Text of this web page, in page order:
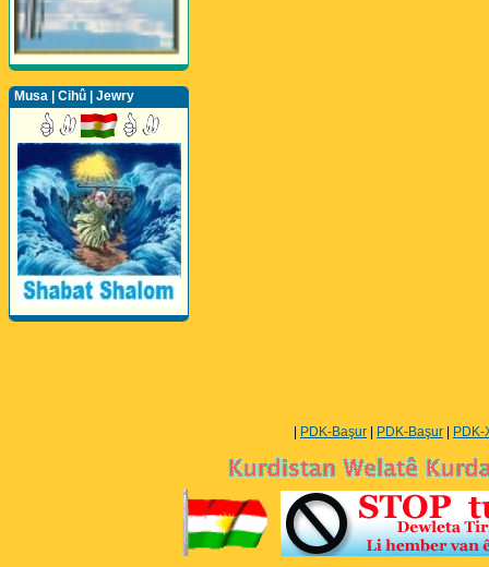
Musa | Cihû | Jewry
PDK-Başur PDK-Başur